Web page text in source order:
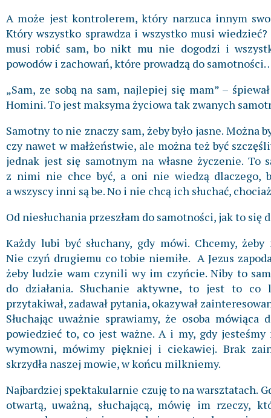
A może jest kontrolerem, który narzuca innym
Który wszystko sprawdza i wszystko musi
musi robić sam, bo nikt mu nie dogodzi i
powodów i zachowań, które prowadzą do
„Sam, ze sobą na sam, najlepiej się mam” –
Homini. To jest maksyma życiowa tak zwanych
Samotny to nie znaczy sam, żeby było jasne.
czy nawet w małżeństwie, ale można też być
jednak jest się samotnym na własne życzenie.
z nimi nie chce być, a oni nie wiedzą dlaczego,
a wszyscy inni są be. No i nie chcą ich słuchać,
Od niesłuchania przeszłam do samotności, jak to się
Każdy lubi być słuchany, gdy mówi. Chcemy,
Nie czyń drugiemu co tobie niemiłe. A Jezus
żeby ludzie wam czynili wy im czyńcie. Niby to
do działania. Słuchanie aktywne, to jest to co
przytakiwał, zadawał pytania, okazywał
Słuchając uważnie sprawiamy, że osoba
powiedzieć to, co jest ważne. A i my, gdy jesteśmy
wymowni, mówimy piękniej i ciekawiej. Brak
skrzydła naszej mowie, w końcu milkniemy.
Najbardziej spektakularnie czuję to na warsztatach.
otwartą, uważną, słuchającą, mówię im rzeczy,